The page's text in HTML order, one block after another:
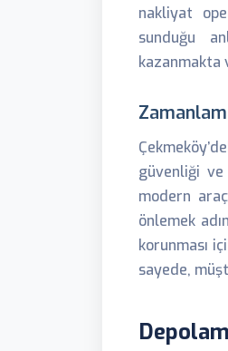
nakliyat
sunduğu
kazanmakta
güvenliği
modern
önlemek
korunması
sayede,